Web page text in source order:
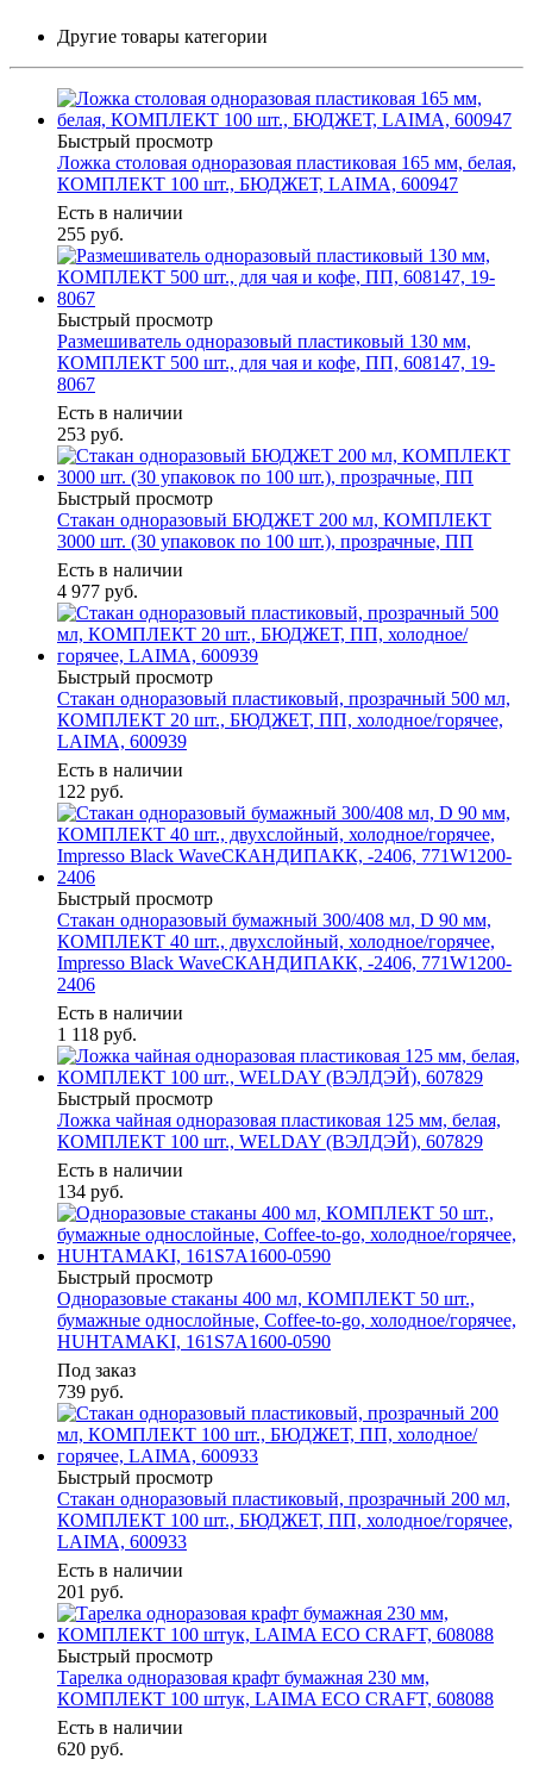
Другие товары категории
Быстрый просмотр
Ложка столовая одноразовая пластиковая 165 мм, белая,
КОМПЛЕКТ 100 шт., БЮДЖЕТ, LAIMA, 600947
Есть в наличии
255 руб.
Быстрый просмотр
Размешиватель одноразовый пластиковый 130 мм,
КОМПЛЕКТ 500 шт., для чая и кофе, ПП, 608147, 19-
8067
Есть в наличии
253 руб.
Быстрый просмотр
Стакан одноразовый БЮДЖЕТ 200 мл, КОМПЛЕКТ
3000 шт. (30 упаковок по 100 шт.), прозрачные, ПП
Есть в наличии
4 977 руб.
Быстрый просмотр
Стакан одноразовый пластиковый, прозрачный 500 мл,
КОМПЛЕКТ 20 шт., БЮДЖЕТ, ПП, холодное/горячее,
LAIMA, 600939
Есть в наличии
122 руб.
Быстрый просмотр
Стакан одноразовый бумажный 300/408 мл, D 90 мм,
КОМПЛЕКТ 40 шт., двухслойный, холодное/горячее,
Impresso Black WaveСКАНДИПАКК, -2406, 771W1200-
2406
Есть в наличии
1 118 руб.
Быстрый просмотр
Ложка чайная одноразовая пластиковая 125 мм, белая,
КОМПЛЕКТ 100 шт., WELDAY (ВЭЛДЭЙ), 607829
Есть в наличии
134 руб.
Быстрый просмотр
Одноразовые стаканы 400 мл, КОМПЛЕКТ 50 шт.,
бумажные однослойные, Coffee-to-go, холодное/горячее,
HUHTAMAKI, 161S7А1600-0590
Под заказ
739 руб.
Быстрый просмотр
Стакан одноразовый пластиковый, прозрачный 200 мл,
КОМПЛЕКТ 100 шт., БЮДЖЕТ, ПП, холодное/горячее,
LAIMA, 600933
Есть в наличии
201 руб.
Быстрый просмотр
Тарелка одноразовая крафт бумажная 230 мм,
КОМПЛЕКТ 100 штук, LAIMA ECO CRAFT, 608088
Есть в наличии
620 руб.